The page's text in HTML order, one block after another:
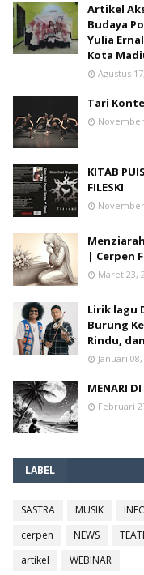
Artikel
Budaya
Yulia
Kota
Agustus
Tari
KITAB
FILESKI
| Cerpen
Maret 23,
Lirik lagu
Burung
Rindu,
Januari
MENARI
Februari
LABEL
SASTRA MUSIK
cerpen
NEWS
artikel
WEBINAR